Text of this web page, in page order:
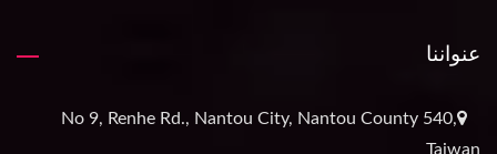
عنواننا
No 9, Renhe Rd., Nantou City, Nantou County 540,
Taiwan